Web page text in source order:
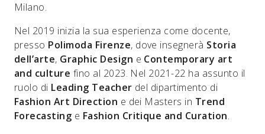
Milano.
Nel 2019 inizia la sua esperienza come docente,
presso Polimoda Firenze, dove insegnerà Storia
dell’arte, Graphic Design e Contemporary art
and culture fino al 2023. Nel 2021-22 ha assunto il
ruolo di Leading Teacher del dipartimento di
Fashion Art Direction e dei Masters in Trend
Forecasting e Fashion Critique and Curation.